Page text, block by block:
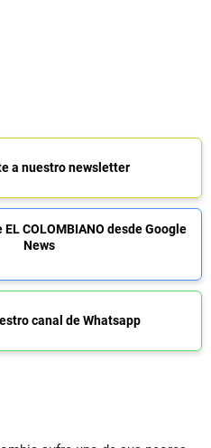
a nuestro newsletter
COLOMBIANO desde Google
News
canal de Whatsapp